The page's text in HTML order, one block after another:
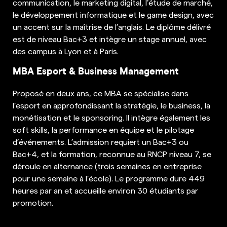
communication, le marketing digital, l’étude de marché,
le développement informatique et le game design, avec
un accent sur la maîtrise de l’anglais. Le diplôme délivré
est de niveau Bac+3 et intègre un stage annuel, avec
des campus à Lyon et à Paris.
MBA Esport & Business Management
Proposé en deux ans, ce MBA se spécialise dans
l’esport en approfondissant la stratégie, le business, la
monétisation et le sponsoring. Il intègre également les
soft skills, la performance en équipe et le pilotage
d’événements. L’admission requiert un Bac+3 ou
Bac+4, et la formation, reconnue au RNCP niveau 7, se
déroule en alternance (trois semaines en entreprise
pour une semaine à l’école). Le programme dure 449
heures par an et accueille environ 30 étudiants par
promotion.